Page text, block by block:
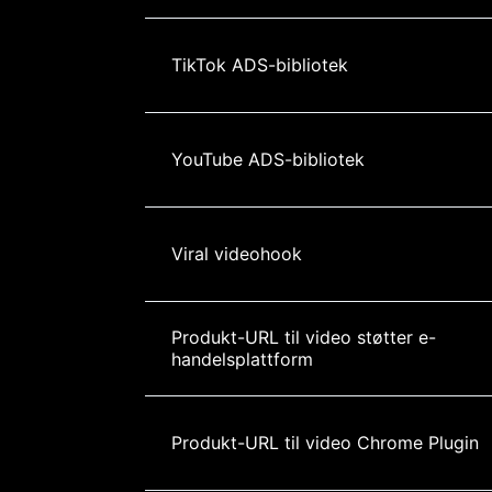
TikTok ADS-bibliotek
YouTube ADS-bibliotek
Viral videohook
Produkt-URL til video støtter e-
handelsplattform
Produkt-URL til video Chrome Plugin